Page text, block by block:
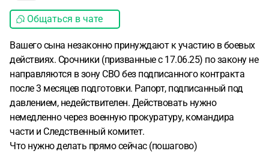
Общаться в чате
Вашего сына незаконно принуждают к участию в боевых
действиях. Срочники (призванные с 17.06.25) по закону не
направляются в зону СВО без подписанного контракта
после 3 месяцев подготовки. Рапорт, подписанный под
давлением, недействителен. Действовать нужно
немедленно через военную прокуратуру, командира
части и Следственный комитет.
Что нужно делать прямо сейчас (пошагово)